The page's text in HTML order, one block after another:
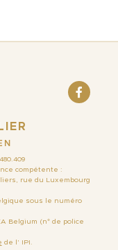
compétente :
rue du Luxembourg
sous le numéro
Belgium (n° de police
de l’ IPI.